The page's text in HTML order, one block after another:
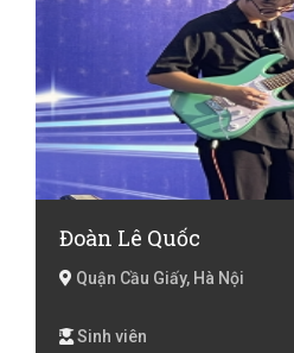
Đoàn Lê Quốc
Quận Cầu Giấy, Hà Nội
Sinh viên